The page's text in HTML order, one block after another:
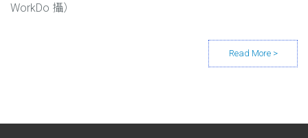
WorkDo 攝）
Posts navigation